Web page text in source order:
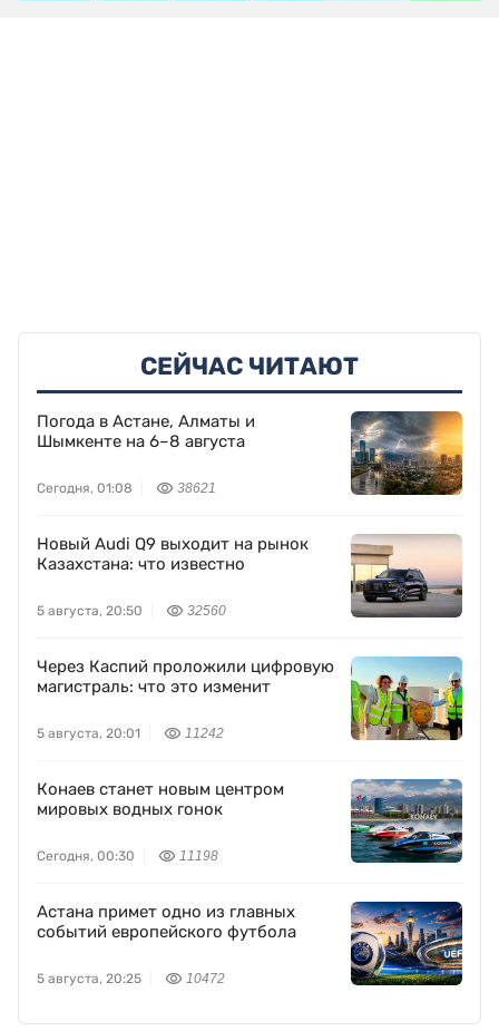
СЕЙЧАС ЧИТАЮТ
Погода в Астане, Алматы и
Шымкенте на 6–8 августа
Сегодня, 01:08 38621
Новый Audi Q9 выходит на рынок
Казахстана: что известно
5 августа, 20:50 32560
Через Каспий проложили цифровую
магистраль: что это изменит
5 августа, 20:01 11242
Конаев станет новым центром
мировых водных гонок
Сегодня, 00:30 11198
Астана примет одно из главных
событий европейского футбола
5 августа, 20:25 10472